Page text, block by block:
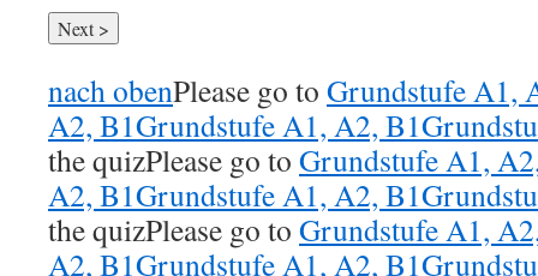
nach obenPlease go to Grundstufe A1,
A2, B1Grundstufe A1, A2, B1
the quizPlease go to Grundstufe A1,
A2, B1Grundstufe A1, A2, B1
the quizPlease go to Grundstufe A1,
A2, B1Grundstufe A1, A2, B1